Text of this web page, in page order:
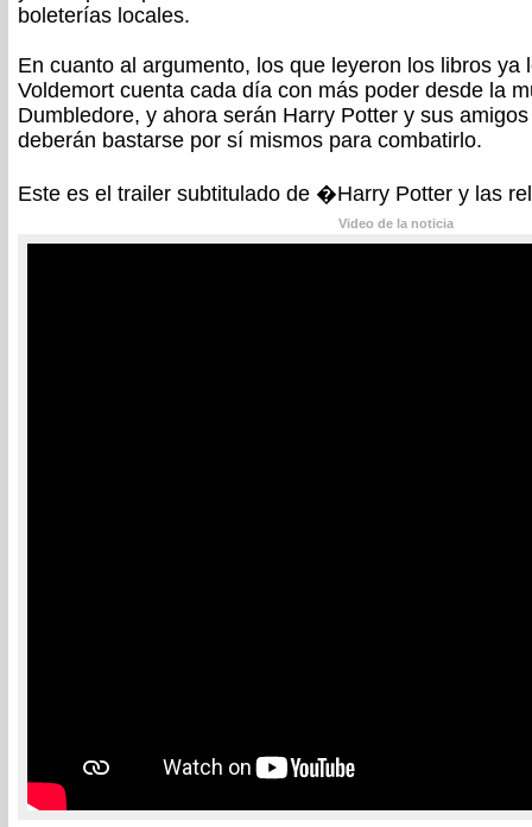
boleterías locales.
En cuanto al argumento, los que leyeron los libros ya
Voldemort cuenta cada día con más poder desde la
Dumbledore, y ahora serán Harry Potter y sus
deberán bastarse por sí mismos para combatirlo.
Este es el trailer subtitulado de �Harry Potter y las
Video de la noticia